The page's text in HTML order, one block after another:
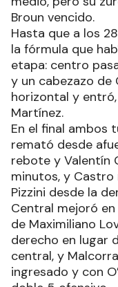
Broun vencido.
Hasta que a los
la fórmula que
etapa: centro
y un cabezazo de
horizontal y
Martínez.
En el final ambos
remató desde
rebote y Valentín
minutos, y
Pizzini desde la
Central mejoró
de Maximiliano
derecho en lugar
central, y
ingresado y con